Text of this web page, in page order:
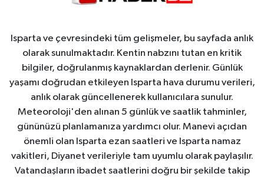
Isparta ve çevresindeki tüm gelişmeler, bu sayfada anlık
olarak sunulmaktadır. Kentin nabzını tutan en kritik
bilgiler, doğrulanmış kaynaklardan derlenir. Günlük
yaşamı doğrudan etkileyen Isparta hava durumu verileri,
anlık olarak güncellenerek kullanıcılara sunulur.
Meteoroloji'den alınan 5 günlük ve saatlik tahminler,
gününüzü planlamanıza yardımcı olur. Manevi açıdan
önemli olan Isparta ezan saatleri ve Isparta namaz
vakitleri, Diyanet verileriyle tam uyumlu olarak paylaşılır.
Vatandaşların ibadet saatlerini doğru bir şekilde takip